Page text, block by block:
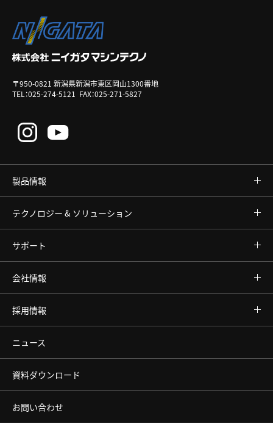
〒950-0821 新潟県新潟市東区岡山1300番地
TEL：025-274-5121 FAX：025-271-5827
製品情報
テクノロジー & ソリューション
サポート
会社情報
採用情報
ニュース
資料ダウンロード
お問い合わせ